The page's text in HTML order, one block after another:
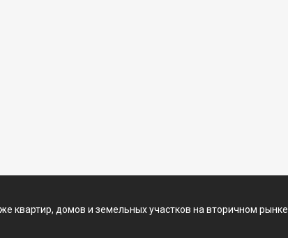
квартир, домов и земельных участков на вторичном рынке